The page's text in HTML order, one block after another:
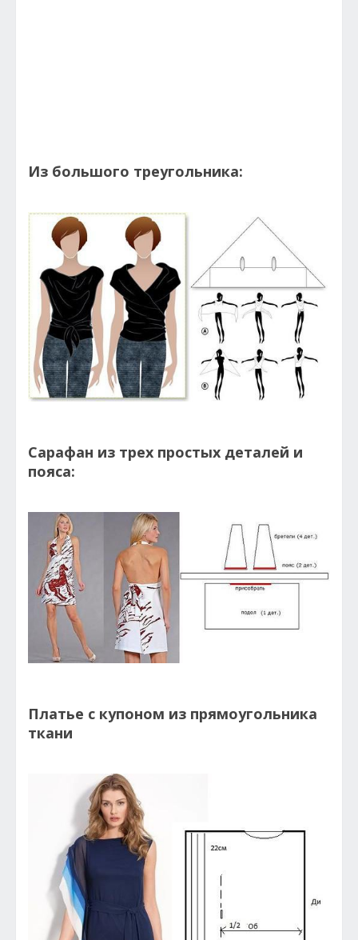
Из большого треугольника:
Сарафан из трех простых деталей и
пояса:
Платье с купоном из прямоугольника
ткани